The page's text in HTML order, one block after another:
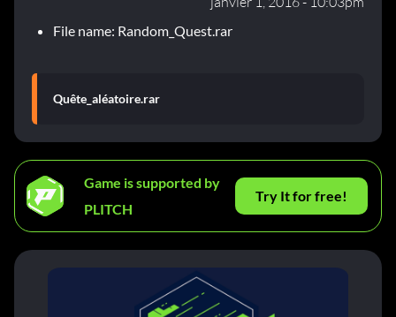
File name: Random_Quest.rar
Quête_aléatoire.rar
Game is supported by
PLITCH
Try It for free!